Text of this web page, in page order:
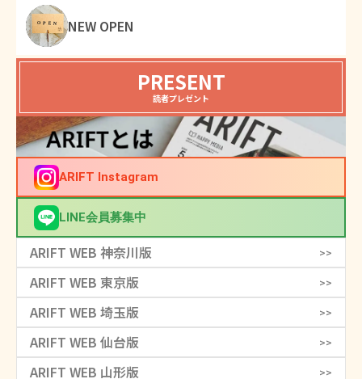
NEW OPEN
PRESENT
読者プレゼント
ARIFT Instagram
LINE会員募集中
ARIFT WEB 神奈川版 >>
ARIFT WEB 東京版 >>
ARIFT WEB 埼玉版 >>
ARIFT WEB 仙台版 >>
ARIFT WEB 山形版 >>